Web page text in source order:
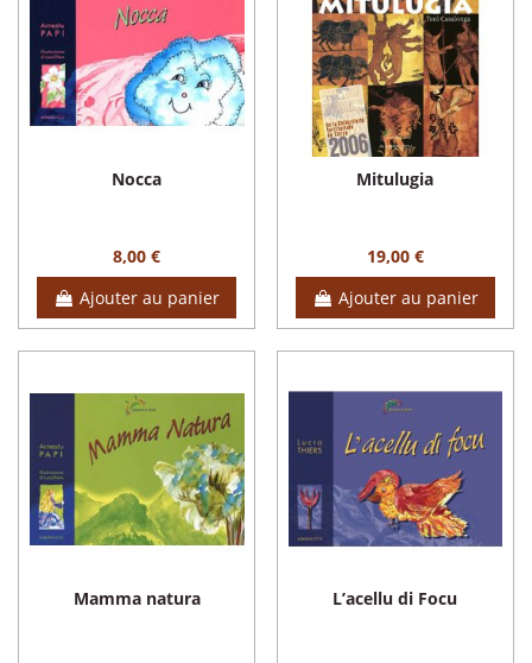
Nocca
8,00 €
Ajouter au panier
Mitulugia
19,00 €
Ajouter au panier
Mamma natura L’acellu di Focu